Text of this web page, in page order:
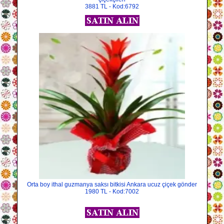
3881 TL - Kod:6792
Orta boy ithal guzmanya saksı bitkisi Ankara ucuz çiçek gönder
1980 TL - Kod:7002